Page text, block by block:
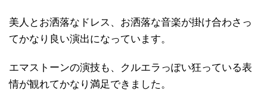
美人とお洒落なドレス、お洒落な音楽が掛け合わさっ
てかなり良い演出になっています。
エマストーンの演技も、クルエラっぽい狂っている表
情が観れてかなり満足できました。